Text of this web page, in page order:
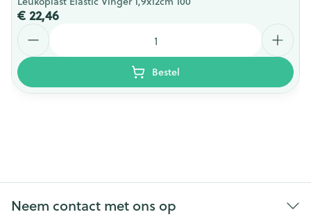
€ 22,46
Bestel
Neem contact met ons op